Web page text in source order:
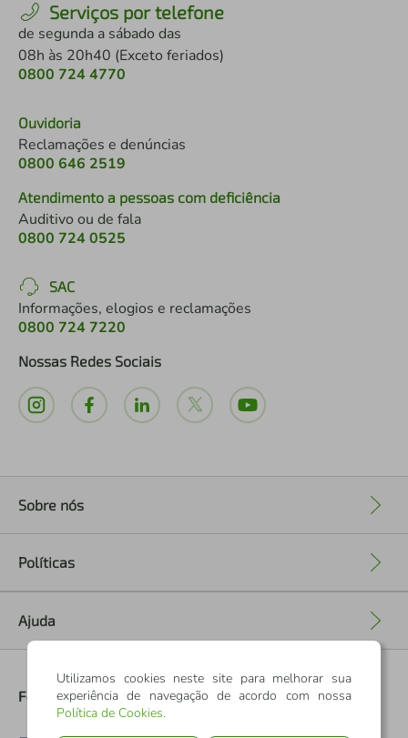
Serviços por telefone
de segunda a sábado das
08h às 20h40 (Exceto feriados)
0800 724 4770
Ouvidoria
Reclamações e denúncias
0800 646 2519
Atendimento a pessoas com deficiência
Auditivo ou de fala
0800 724 0525
SAC
Informações, elogios e reclamações
0800 724 7220
Nossas Redes Sociais
Sobre nós
Políticas
Ajuda
Formas de Pagamento
Utilizamos cookies neste site para melhorar sua
experiência de navegação de acordo com nossa
Política de Cookies.